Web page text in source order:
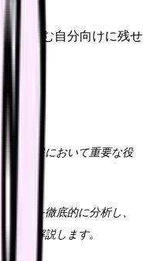
で読む自分向けに残せ
材確保において重要な役
要因を徹底的に分析し、
的に解説します。